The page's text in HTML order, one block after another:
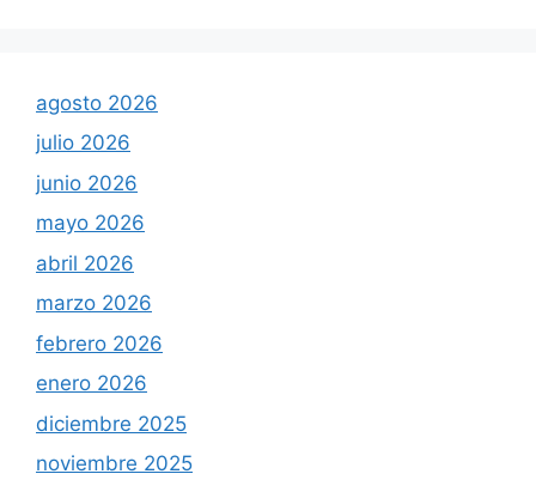
agosto 2026
julio 2026
junio 2026
mayo 2026
abril 2026
marzo 2026
febrero 2026
enero 2026
diciembre 2025
noviembre 2025